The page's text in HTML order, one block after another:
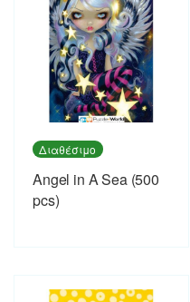
Διαθέσιμο
Angel in A Sea (500
pcs)